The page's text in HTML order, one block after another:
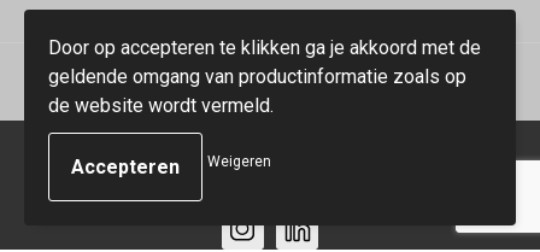
© Copyright Smidt-Imex 2023
Door op accepteren te klikken ga je akkoord met de
geldende omgang van productinformatie zoals op
de website wordt vermeld.
Weigeren